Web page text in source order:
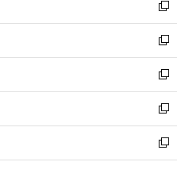
く
で
開
く
ド
ウ
で
開
く
ィ
ン
ド
ウ
で
開
く
い
ウ
ィ
ン
ド
ウ
で
開
く
新
し
い
ウ
ィ
ン
ド
ウ
で
開
新
し
い
ウ
ィ
ン
ド
ウ
新
し
い
ウ
ィ
ン
新
し
い
ウ
新
し